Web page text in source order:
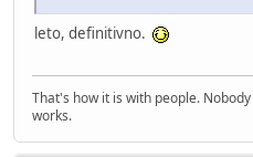
leto, definitivno.
That's how it is with people.
works.